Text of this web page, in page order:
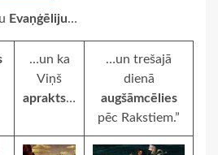
Evaņģēliju…
…un ka
Viņš
aprakts…
…un trešajā
dienā
augšāmcēlies
pēc Rakstiem.”